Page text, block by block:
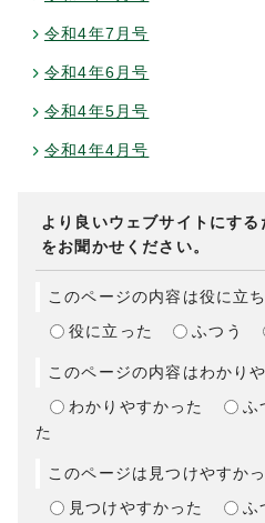
令和4年7月号
令和4年6月号
令和4年5月号
令和4年4月号
より良いウェブサイトにす
をお聞かせください。
このページの内容は役に立
役に立った
ふつう
このページの内容はわかり
わかりやすかった
ふ
た
このページは見つけやすか
見つけやすかった
ふ